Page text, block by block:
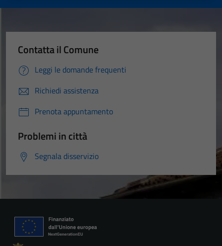
Contatta il Comune
Leggi le domande frequenti
Richiedi assistenza
Prenota appuntamento
Problemi in città
Segnala disservizio